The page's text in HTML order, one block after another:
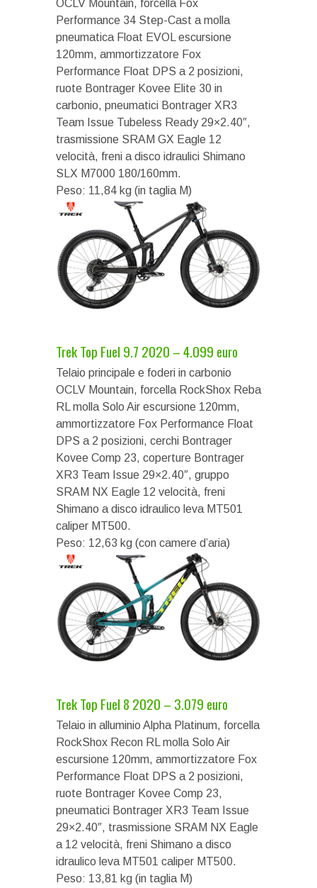
OCLV Mountain, forcella Fox
Performance 34 Step-Cast a molla
pneumatica Float EVOL escursione
120mm, ammortizzatore Fox
Performance Float DPS a 2 posizioni,
ruote Bontrager Kovee Elite 30 in
carbonio, pneumatici Bontrager XR3
Team Issue Tubeless Ready 29×2.40″,
trasmissione SRAM GX Eagle 12
velocità, freni a disco idraulici Shimano
SLX M7000 180/160mm.
Peso: 11,84 kg (in taglia M)
Trek Top Fuel 9.7 2020 – 4.099 euro
Telaio principale e foderi in carbonio
OCLV Mountain, forcella RockShox Reba
RL molla Solo Air escursione 120mm,
ammortizzatore Fox Performance Float
DPS a 2 posizioni, cerchi Bontrager
Kovee Comp 23, coperture Bontrager
XR3 Team Issue 29×2.40″, gruppo
SRAM NX Eagle 12 velocità, freni
Shimano a disco idraulico leva MT501
caliper MT500.
Peso: 12,63 kg (con camere d’aria)
Trek Top Fuel 8 2020 – 3.079 euro
Telaio in alluminio Alpha Platinum, forcella
RockShox Recon RL molla Solo Air
escursione 120mm, ammortizzatore Fox
Performance Float DPS a 2 posizioni,
ruote Bontrager Kovee Comp 23,
pneumatici Bontrager XR3 Team Issue
29×2.40″, trasmissione SRAM NX Eagle
a 12 velocità, freni Shimano a disco
idraulico leva MT501 caliper MT500.
Peso: 13,81 kg (in taglia M)